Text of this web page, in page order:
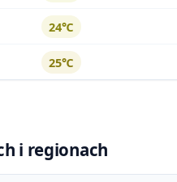
24℃
25℃
i regionach